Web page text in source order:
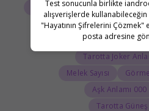
Test sonucunla birlikte
alışverişlerde kullanabileceğin
"Hayatının Şifrelerini Çözmek"
posta adresine
Tarot
Tarot Açılımı
Uranüs burcu
Astroloji Sözlüğü
Tarotta Joker
Melek Sayısı
000 Aşk Anlamı
Tarotta Güneş